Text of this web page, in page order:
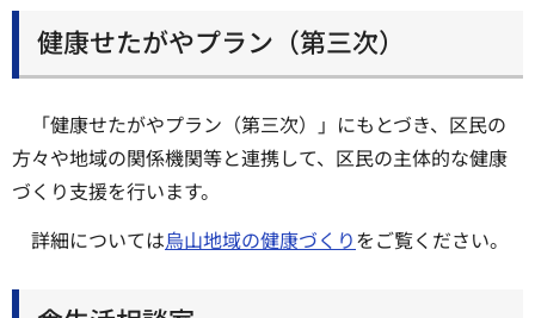
健康せたがやプラン（第三次）
「健康せたがやプラン（第三次）」にもとづき、区民の
方々や地域の関係機関等と連携して、区民の主体的な健康
づくり支援を行います。
詳細については烏山地域の健康づくりをご覧ください。